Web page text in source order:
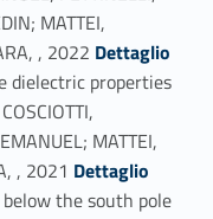
MATTEI,
, 2022 Link identifier #identifier_person_162245-19
Dettaglio
dielectric properties
MATTEI,
, 2021 Link identifier #identifier_person_84810-20
Dettaglio
the south pole